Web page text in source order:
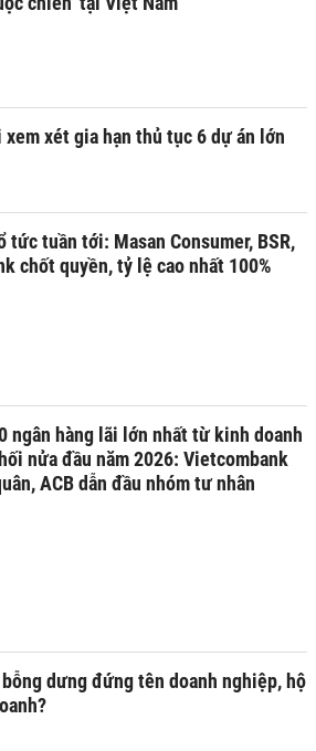
xem xét gia hạn thủ tục 6 dự án lớn
tức tuần tới: Masan Consumer, BSR,
chốt quyền, tỷ lệ cao nhất 100%
ngân hàng lãi lớn nhất từ kinh doanh
nửa đầu năm 2026: Vietcombank
ACB dẫn đầu nhóm tư nhân
dưng đứng tên doanh nghiệp, hộ